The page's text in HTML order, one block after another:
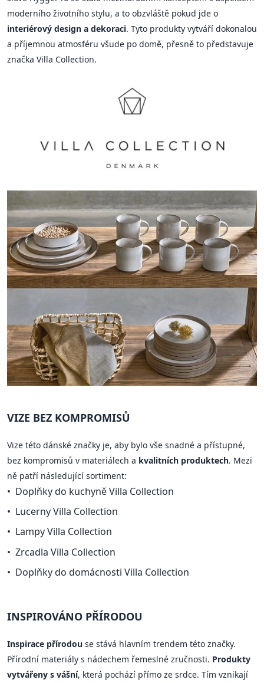
moderního životního stylu, a to obzvláště pokud jde o
interiérový design a dekoraci. Tyto produkty vytváří dokonalou
a příjemnou atmosféru všude po domě, přesně to představuje
značka Villa Collection.
VIZE BEZ KOMPROMISŮ
Vize této dánské značky je, aby bylo vše snadné a přístupné,
bez kompromisů v materiálech a kvalitních produktech. Mezi
ně patří následující sortiment:
Doplňky do kuchyně Villa Collection
Lucerny Villa Collection
Lampy Villa Collection
Zrcadla Villa Collection
Doplňky do domácnosti Villa Collection
INSPIROVÁNO PŘÍRODOU
Inspirace přírodou se stává hlavním trendem této značky.
Přírodní materiály s nádechem řemeslné zručnosti. Produkty
vytvářeny s vášní, která pochází přímo ze srdce. Tím vznikají